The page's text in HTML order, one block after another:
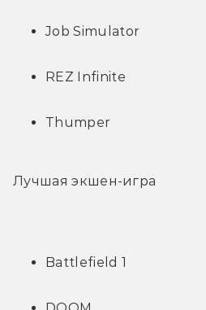
Job Simulator
REZ Infinite
Thumper
Лучшая экшен-игра
Battlefield 1